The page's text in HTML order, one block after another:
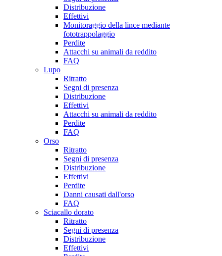
Distribuzione
Effettivi
Monitoraggio della lince mediante
fototrappolaggio
Perdite
Attacchi su animali da reddito
FAQ
Lupo
Ritratto
Segni di presenza
Distribuzione
Effettivi
Attacchi su animali da reddito
Perdite
FAQ
Orso
Ritratto
Segni di presenza
Distribuzione
Effettivi
Perdite
Danni causati dall'orso
FAQ
Sciacallo dorato
Ritratto
Segni di presenza
Distribuzione
Effettivi